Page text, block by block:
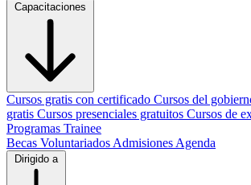
Capacitaciones
Cursos gratis con certificado Cursos del
gratis Cursos presenciales gratuitos Cursos de
Programas Trainee
Becas Voluntariados Admisiones Agenda
Dirigido a